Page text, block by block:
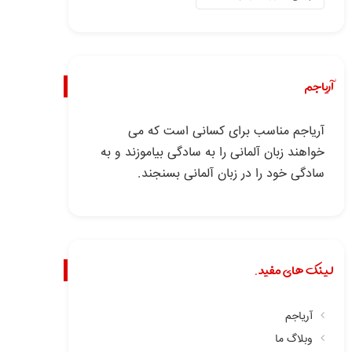
آریاجم
آریاجم مناسب برای کسانی است که می
خواهند زبان آلمانی را به سادگی بیاموزند و به
سادگی خود را در زبان آلمانی بسنجند.
لینک های مفید.
آریاجم
وبلاگ ما